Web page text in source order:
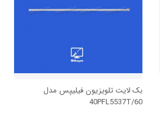
بک لایت تلویزیون فیلیپس مدل
40PFL5537T/60